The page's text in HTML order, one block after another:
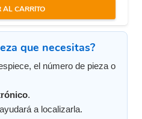
CARRITO
que necesitas?
el número de pieza o
.
a localizarla.